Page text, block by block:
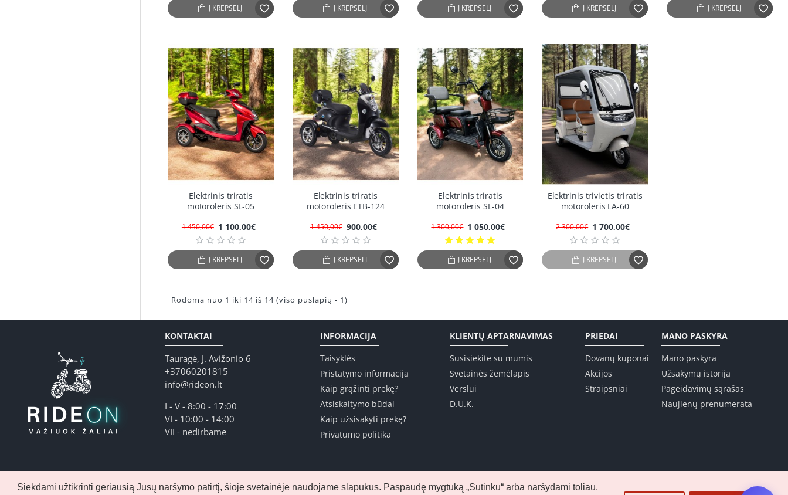
Siekdami užtikrinti geriausią Jūsų naršymo patirtį, šioje svetainėje naudojame slapukus. Paspaudę mygtuką „Sutinku“ arba naršydami toliau,
Į KREPŠELĮ Į KREPŠELĮ Į KREPŠELĮ Į KREPŠELĮ Į KREPŠELĮ
Elektrinis triratis
motoroleris SL-05
1 100,00€
1 450,00€
Į KREPŠELĮ
Elektrinis triratis
motoroleris ETB-124
900,00€
1 450,00€
Į KREPŠELĮ
Elektrinis triratis
motoroleris SL-04
1 050,00€
1 300,00€
Į KREPŠELĮ
-26%
IŠPARDUOTA
Elektrinis trivietis triratis
motoroleris LA-60
1 700,00€
2 300,00€
Į KREPŠELĮ
Rodoma nuo 1 iki 14 iš 14 (viso puslapių - 1)
KONTAKTAI
Tauragė, J. Avižonio 6
+37060201815
info@rideon.lt
I - V - 8:00 - 17:00
VI - 10:00 - 14:00
VII - nedirbame
INFORMACIJA
Taisyklės
Pristatymo informacija
Kaip grąžinti prekę?
Atsiskaitymo būdai
Kaip užsisakyti prekę?
Privatumo politika
KLIENTŲ APTARNAVIMAS
Susisiekite su mumis
Svetainės žemėlapis
Verslui
D.U.K.
PRIEDAI
Dovanų kuponai
Akcijos
Straipsniai
MANO PASKYRA
Mano paskyra
Užsakymų istorija
Pageidavimų sąrašas
Naujienų prenumerata